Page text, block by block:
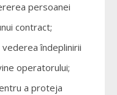
persoanei
contract;
îndeplinirii
operatorului;
a proteja